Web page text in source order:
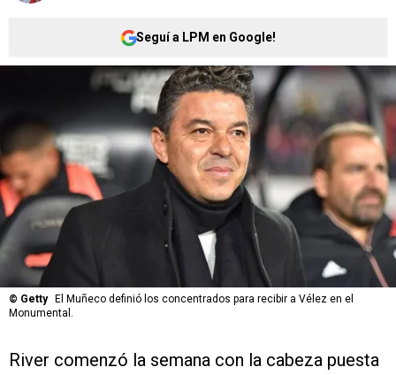
Seguí a LPM en Google!
© Getty
El Muñeco definió los concentrados para recibir a Vélez en el
Monumental.
River comenzó la semana con la cabeza puesta